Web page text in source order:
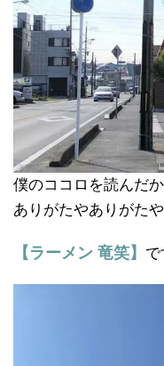
僕のココロを読んだ
ありがたやありがたや
【ラーメン 竜笑】 で